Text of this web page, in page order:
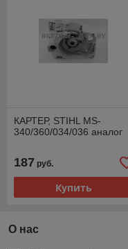
КАРТЕР, STIHL MS-
340/360/034/036 аналог
187 руб.
Купить
О нас